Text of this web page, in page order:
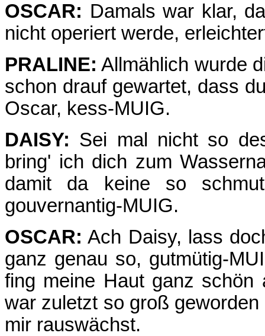
OSCAR: Damals war klar,
nicht operiert werde,
PRALINE: Allmählich wurde
schon drauf gewartet, dass
Oscar, kess-MUIG.
DAISY: Sei mal nicht so
bring' ich dich zum
damit da keine so
gouvernantig-MUIG.
OSCAR: Ach Daisy, lass
ganz genau so, gutmütig-
fing meine Haut ganz
war zuletzt so groß
mir rauswächst.